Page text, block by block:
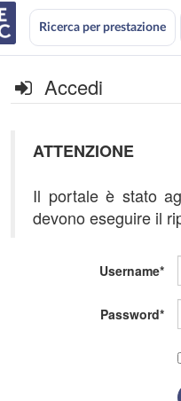
Ricerca per prestazione
Accedi
ATTENZIONE
Il portale è stato
devono eseguire il
Username
Password